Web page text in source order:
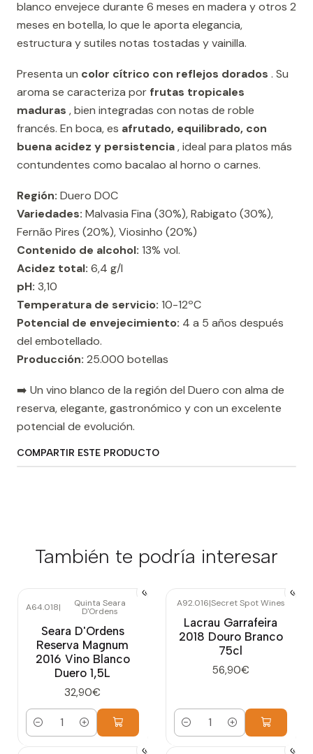
blanco envejece durante 6 meses en madera y otros 2
meses en botella, lo que le aporta elegancia,
estructura y sutiles notas tostadas y vainilla.
Presenta un color cítrico con reflejos dorados . Su
aroma se caracteriza por frutas tropicales
maduras , bien integradas con notas de roble
francés. En boca, es afrutado, equilibrado, con
buena acidez y persistencia, ideal para platos más
contundentes como bacalao al horno o carnes.
Región: Duero DOC
Variedades: Malvasia Fina (30%), Rabigato (30%),
Fernão Pires (20%), Viosinho (20%)
Contenido de alcohol: 13% vol.
Acidez total: 6,4 g/l
pH: 3,10
Temperatura de servicio: 10-12ºC
Potencial de envejecimiento: 4 a 5 años después
del embotellado.
Producción: 25.000 botellas
➡️ Un vino blanco de la región del Duero con alma de
reserva, elegante, gastronómico y con un excelente
potencial de evolución.
COMPARTIR ESTE PRODUCTO
También te podría interesar
A64.018| Quinta Seara
D'Ordens
Seara D'Ordens
Reserva Magnum
2016 Vino Blanco
Duero 1,5L
32,90€
Cantidad
A92.016|Secret Spot Wines
Lacrau Garrafeira
2018 Douro Branco
75cl
56,90€
Cantidad